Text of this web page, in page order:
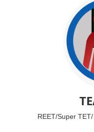
REET/Super TET/